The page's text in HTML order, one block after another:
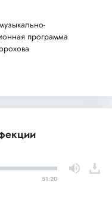
программа
51:20